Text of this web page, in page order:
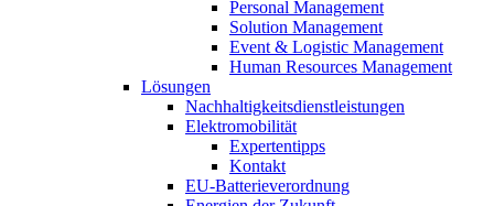
Personal Management
Solution Management
Event & Logistic Management
Human Resources Management
Lösungen
Nachhaltigkeitsdienstleistungen
Elektromobilität
Expertentipps
Kontakt
EU-Batterieverordnung